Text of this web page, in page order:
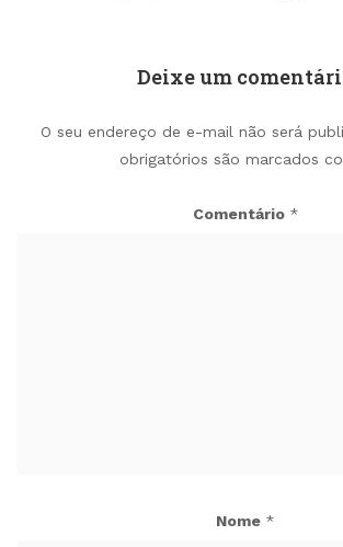
Deixe um
O seu endereço de e-mail não será
obrigatórios são marcados
Comentário *
Nome *